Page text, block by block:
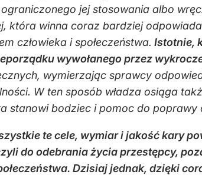
jej stosowania albo
która winna coraz bardziej
człowieka i społeczeństwa. Istotnie,
wywołanego przez
wymierzając sprawcy
W ten sposób władza osiąga
stanowi bodziec i pomoc do poprawy
te cele, wymiar i jakość kary
do odebrania życia przestępcy,
Dzisiaj jednak, dzięki